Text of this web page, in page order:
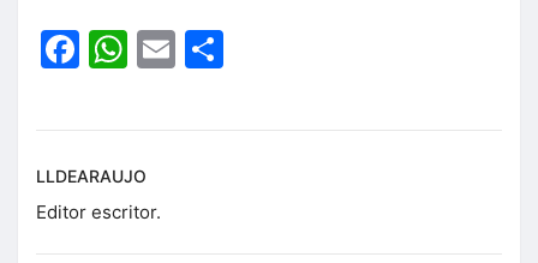
Facebook
WhatsApp
Email
LLDEARAUJO
Editor escritor.